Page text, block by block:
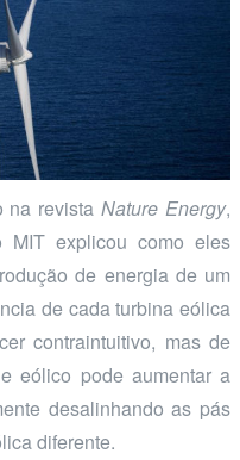
na revistaNature Energy,
MIT explicou como eles
de energia de um
de cada turbina eólica
contraintuitivo, mas de
eólico pode aumentar a
desalinhando as pás
diferente.